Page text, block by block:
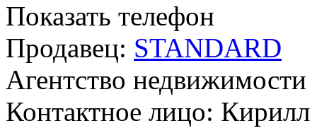
Показать телефон
Продавец: STANDARD
Агентство недвижимости
Контактное лицо: Кирилл